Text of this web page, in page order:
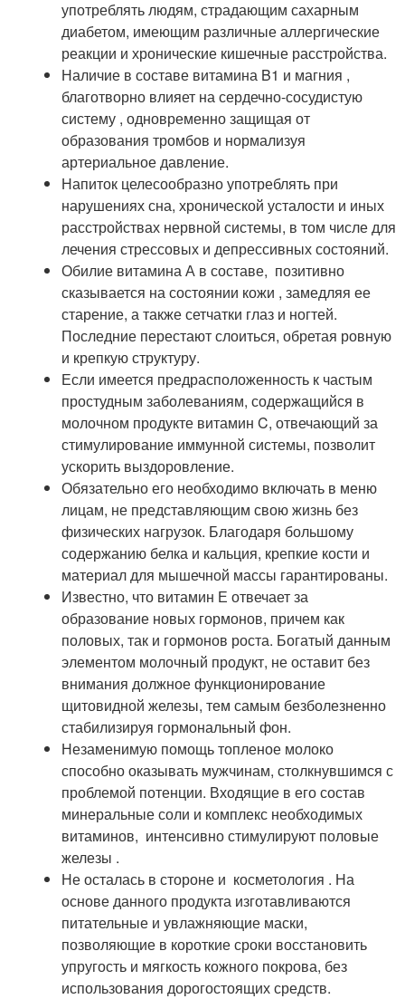
употреблять людям, страдающим сахарным
диабетом, имеющим различные аллергические
реакции и хронические кишечные расстройства.
Наличие в составе витамина B1 и магния ,
благотворно влияет на сердечно-сосудистую
систему , одновременно защищая от
образования тромбов и нормализуя
артериальное давление.
Напиток целесообразно употреблять при
нарушениях сна, хронической усталости и иных
расстройствах нервной системы, в том числе для
лечения стрессовых и депрессивных состояний.
Обилие витамина А в составе, позитивно
сказывается на состоянии кожи , замедляя ее
старение, а также сетчатки глаз и ногтей.
Последние перестают слоиться, обретая ровную
и крепкую структуру.
Если имеется предрасположенность к частым
простудным заболеваниям, содержащийся в
молочном продукте витамин C, отвечающий за
стимулирование иммунной системы, позволит
ускорить выздоровление.
Обязательно его необходимо включать в меню
лицам, не представляющим свою жизнь без
физических нагрузок. Благодаря большому
содержанию белка и кальция, крепкие кости и
материал для мышечной массы гарантированы.
Известно, что витамин Е отвечает за
образование новых гормонов, причем как
половых, так и гормонов роста. Богатый данным
элементом молочный продукт, не оставит без
внимания должное функционирование
щитовидной железы, тем самым безболезненно
стабилизируя гормональный фон.
Незаменимую помощь топленое молоко
способно оказывать мужчинам, столкнувшимся с
проблемой потенции. Входящие в его состав
минеральные соли и комплекс необходимых
витаминов, интенсивно стимулируют половые
железы .
Не осталась в стороне и косметология . На
основе данного продукта изготавливаются
питательные и увлажняющие маски,
позволяющие в короткие сроки восстановить
упругость и мягкость кожного покрова, без
использования дорогостоящих средств.